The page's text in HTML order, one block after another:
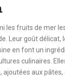
les fruits de mer
Leur goût
en font un
culinaires.
aux pâtes,